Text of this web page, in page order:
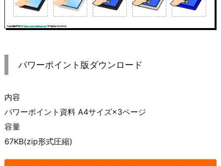
パワーポイント版ダウンロード
内容
パワーポイント資料 A4サイズ×3ページ
容量
67KB(zip形式圧縮)